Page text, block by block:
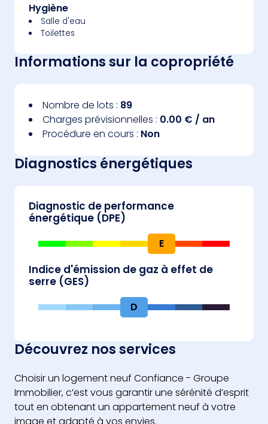
Hygiène
Salle d'eau
Toilettes
Informations sur la copropriété
Nombre de lots : 89
Charges prévisionnelles : 0.00 € / an
Procédure en cours : Non
Diagnostics énergétiques
Diagnostic de performance
énergétique (DPE)
E
Indice d'émission de gaz à effet de
serre (GES)
D
Découvrez nos services
Choisir un logement neuf Confiance - Groupe
Immobilier, c’est vous garantir une sérénité d’esprit
tout en obtenant un appartement neuf à votre
image et adapté à vos envies.